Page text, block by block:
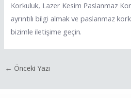
Korkuluk, Lazer Kesim Paslanmaz
ayrıntılı bilgi almak ve paslanmaz
bizimle iletişime geçin.
← Önceki Yazı